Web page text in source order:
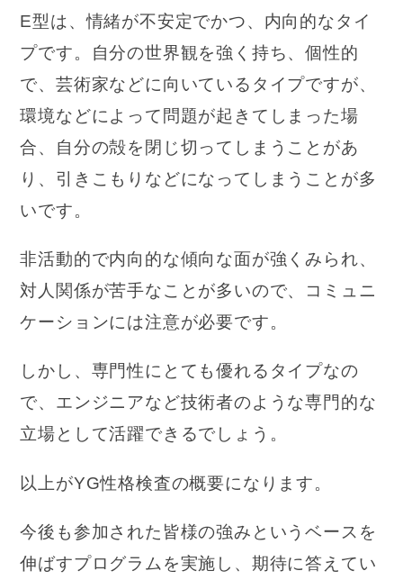
E型は、情緒が不安定でかつ、内向的なタイ
プです。自分の世界観を強く持ち、個性的
で、芸術家などに向いているタイプですが、
環境などによって問題が起きてしまった場
合、自分の殻を閉じ切ってしまうことがあ
り、引きこもりなどになってしまうことが多
いです。
非活動的で内向的な傾向な面が強くみられ、
対人関係が苦手なことが多いので、コミュニ
ケーションには注意が必要です。
しかし、専門性にとても優れるタイプなの
で、エンジニアなど技術者のような専門的な
立場として活躍できるでしょう。
以上がYG性格検査の概要になります。
今後も参加された皆様の強みというベースを
伸ばすプログラムを実施し、期待に答えてい